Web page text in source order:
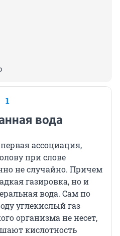
1
вода
ассоциация,
при слове
не случайно. Причем
газировка, но и
вода. Сам по
углекислый газ
организма не несет,
кислотность